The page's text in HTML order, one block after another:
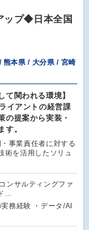
ップ◆日本全国
熊本県 / 大分県 / 宮崎
て関われる環境】
イアントの経営課
の提案から実装・
す。
事業責任者に対する
術を活用したソリュ
ンサルティングファ
…
務経験 ・データ/AI